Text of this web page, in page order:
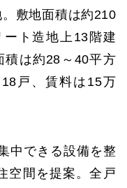
敷地面積は約210
ト造地上13階建
積は約28～40平方
戸、賃料は15万
中できる設備を整
空間を提案。全戸